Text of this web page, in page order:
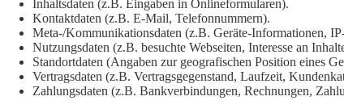
Inhaltsdaten (z.B. Eingaben in Onlineformularen).
Kontaktdaten (z.B. E-Mail, Telefonnummern).
Meta-/Kommunikationsdaten (z.B. Geräte-Informationen,
Nutzungsdaten (z.B. besuchte Webseiten, Interesse an
Standortdaten (Angaben zur geografischen Position eines
Vertragsdaten (z.B. Vertragsgegenstand, Laufzeit,
Zahlungsdaten (z.B. Bankverbindungen, Rechnungen,